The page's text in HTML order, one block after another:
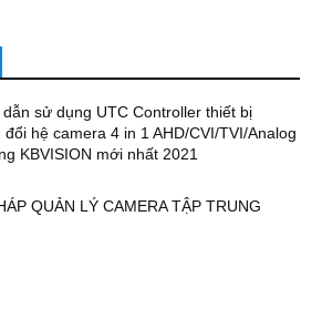
sử dụng UTC Controller thiết bị
đổi hệ camera 4 in 1 AHD/CVI/TVI/Analog
KBVISION mới nhất 2021
QUẢN LÝ CAMERA TẬP TRUNG